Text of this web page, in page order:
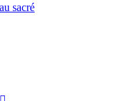
sacré